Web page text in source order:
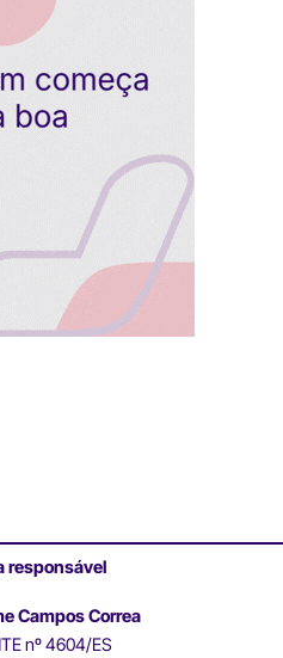
responsável
Campos Correa
nº 4604/ES